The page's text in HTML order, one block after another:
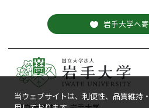
岩手大学へ
当ウェブサイトは、利便性、品質維持